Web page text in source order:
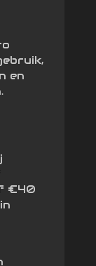
en
€40